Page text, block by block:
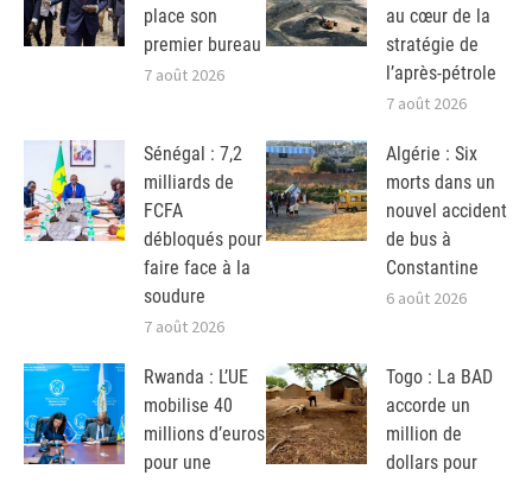
place son
premier bureau
7 août 2026
au cœur de la
stratégie de
l’après-pétrole
7 août 2026
Sénégal : 7,2
milliards de
FCFA
débloqués pour
faire face à la
soudure
7 août 2026
Algérie : Six
morts dans un
nouvel accident
de bus à
Constantine
6 août 2026
Rwanda : L’UE
mobilise 40
millions d’euros
pour une
Togo : La BAD
accorde un
million de
dollars pour